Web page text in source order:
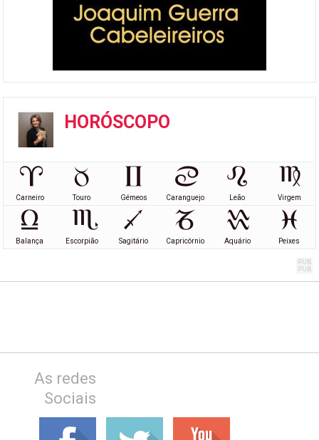
HORÓSCOPO
Carneiro Touro Gémeos Caranguejo Leão Virgem
Balança Escorpião Sagitário Capricórnio Aquário Peixes
As redes
Sociais